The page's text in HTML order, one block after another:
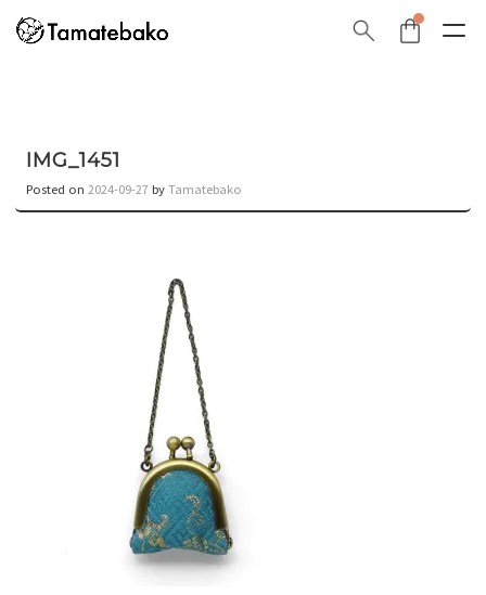
IMG_1451
Posted on 2024-09-27 byTamatebako